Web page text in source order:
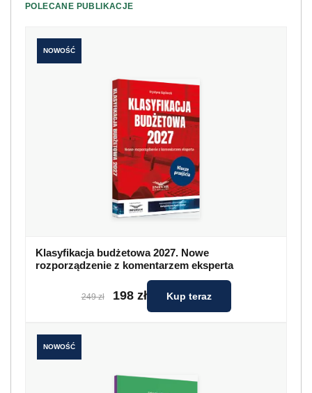
POLECANE PUBLIKACJE
NOWOŚĆ
Klasyfikacja budżetowa 2027. Nowe
rozporządzenie z komentarzem eksperta
249 zł 198 zł Kup teraz
NOWOŚĆ